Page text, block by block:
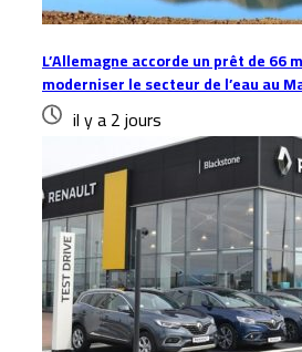
L’Allemagne accorde un prêt de 66
moderniser le secteur de l’eau au
il y a 2 jours